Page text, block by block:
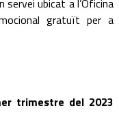
ubicat a l’Oficina
gratuït per a
trimestre del 2023